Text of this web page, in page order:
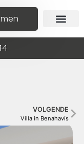
VOLGENDE
Villa in Benahavís